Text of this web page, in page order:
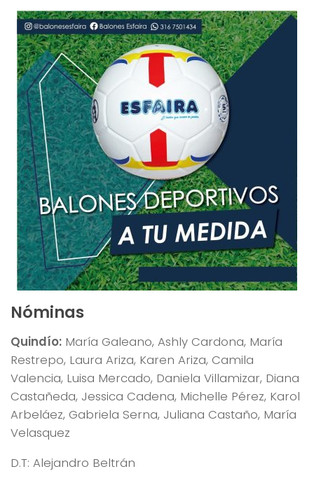
Nóminas
Quindío: María Galeano, Ashly Cardona, María
Restrepo, Laura Ariza, Karen Ariza, Camila
Valencia, Luisa Mercado, Daniela Villamizar, Diana
Castañeda, Jessica Cadena, Michelle Pérez, Karol
Arbeláez, Gabriela Serna, Juliana Castaño, María
Velasquez
D.T: Alejandro Beltrán